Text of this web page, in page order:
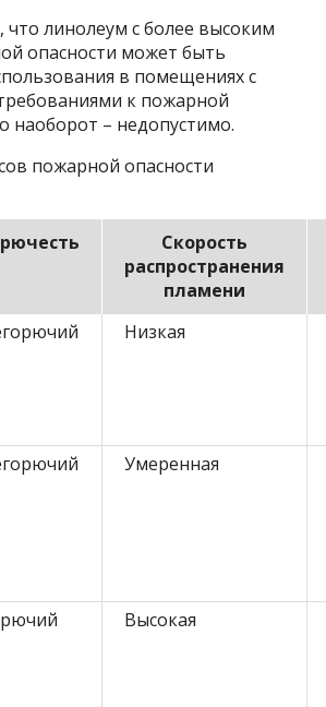
линолеум с более высоким
опасности может быть
в помещениях с
к пожарной
наоборот – недопустимо.
пожарной опасности
Скорость
распространения
пламени
Низкая
Умеренная
Высокая